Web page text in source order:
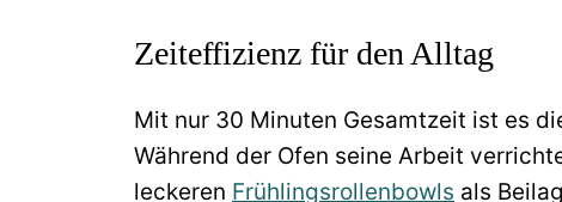
Zeiteffizienz für den Alltag
Mit nur 30 Minuten Gesamtzeit ist es
Während der Ofen seine Arbeit
leckeren Frühlingsrollenbowls als